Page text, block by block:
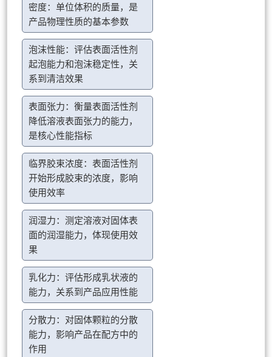
密度：单位体积的质量，是
产品物理性质的基本参数
泡沫性能：评估表面活性剂
起泡能力和泡沫稳定性，关
系到清洁效果
表面张力：衡量表面活性剂
降低溶液表面张力的能力，
是核心性能指标
临界胶束浓度：表面活性剂
开始形成胶束的浓度，影响
使用效率
润湿力：测定溶液对固体表
面的润湿能力，体现使用效
果
乳化力：评估形成乳状液的
能力，关系到产品应用性能
分散力：对固体颗粒的分散
能力，影响产品在配方中的
作用